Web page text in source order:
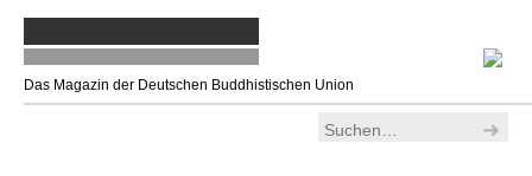
Das Magazin der Deutschen Buddhistischen Union